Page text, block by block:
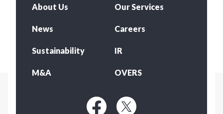
About Us Our Services
News Careers
Sustainability IR
M&A OVERS